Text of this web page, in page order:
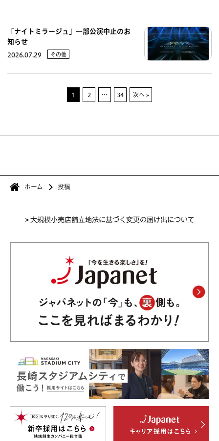
「ナイトミラージュ」一部公演中止のお
知らせ
2026.07.29 その他
1 2 … 34 次へ »
ホーム 投稿
>大規模小売店舗立地法に基づく変更の届け出について